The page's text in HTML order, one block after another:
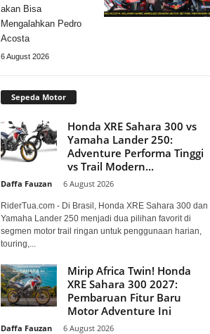
akan Bisa
Mengalahkan Pedro
Acosta
6 August 2026
Sepeda Motor
Honda XRE Sahara 300 vs
Yamaha Lander 250:
Adventure Performa Tinggi
vs Trail Modern...
Daffa Fauzan 6 August 2026
RiderTua.com - Di Brasil, Honda XRE Sahara 300 dan
Yamaha Lander 250 menjadi dua pilihan favorit di
segmen motor trail ringan untuk penggunaan harian,
touring,...
Mirip Africa Twin! Honda
XRE Sahara 300 2027:
Pembaruan Fitur Baru
Motor Adventure Ini
Daffa Fauzan 6 August 2026